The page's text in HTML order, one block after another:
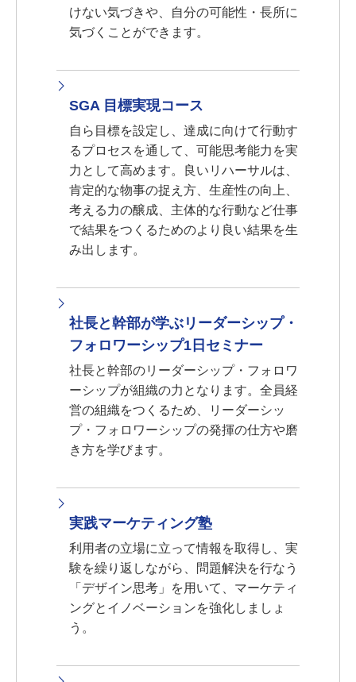
けない気づきや、自分の可能性・長所に
気づくことができます。
SGA 目標実現コース
自ら目標を設定し、達成に向けて行動す
るプロセスを通して、可能思考能力を実
力として高めます。良いリハーサルは、
肯定的な物事の捉え方、生産性の向上、
考える力の醸成、主体的な行動など仕事
で結果をつくるためのより良い結果を生
み出します。
社長と幹部が学ぶリーダーシップ・
フォロワーシップ1日セミナー
社長と幹部のリーダーシップ・フォロワ
ーシップが組織の力となります。全員経
営の組織をつくるため、リーダーシッ
プ・フォロワーシップの発揮の仕方や磨
き方を学びます。
実践マーケティング塾
利用者の立場に立って情報を取得し、実
験を繰り返しながら、問題解決を行なう
「デザイン思考」を用いて、マーケティ
ングとイノベーションを強化しましょ
う。